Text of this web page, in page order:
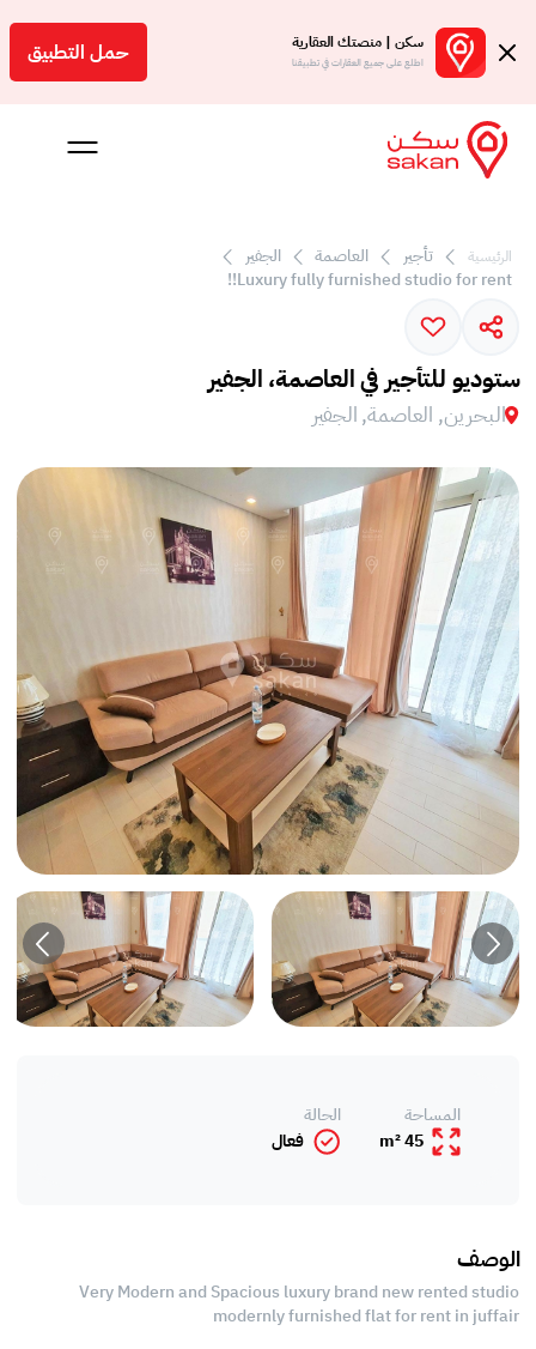
سكن | منصتك العقارية
اطلع على جميع العقارات في تطبيقنا حمل التطبيق
بالعمولة
الرئيسية تأجير العاصمة
الجفير
Luxury fully furnished studio for rent!!
ستوديو للتأجير في العاصمة، الجفير
البحرين, العاصمة, الجفير
المساحة
45 m²
الحالة
فعال
الوصف
Very Modern and Spacious luxury brand new rented studio
modernly furnished flat for rent in juffair